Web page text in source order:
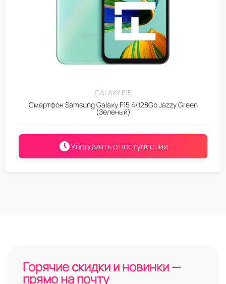
GALAXY F15
Смартфон Samsung Galaxy F15 4/128Gb Jazzy Green
(Зеленый)
Уведомить о поступлении
Горячие скидки и новинки —
прямо на почту